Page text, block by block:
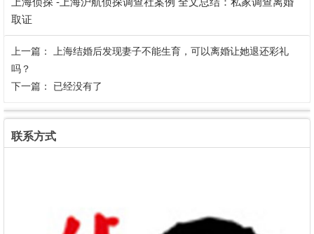
取证
上一篇：
上海结婚后发现妻子不能生育，可以离婚让她退还彩礼
吗？
下一篇： 已经没有了
联系方式